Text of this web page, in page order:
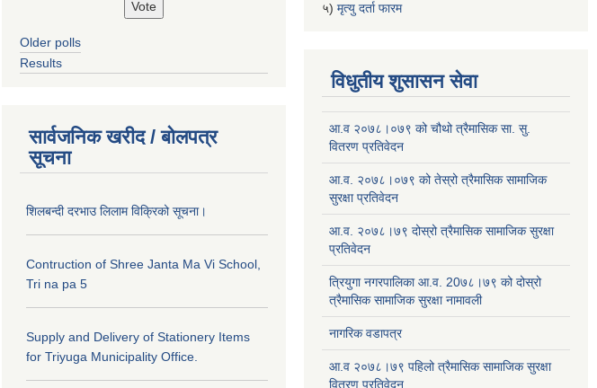
Older polls
Results
सार्वजनिक खरीद / बोलपत्र
सूचना
शिलबन्दी दरभाउ लिलाम विक्रिको सूचना।
Contruction of Shree Janta Ma Vi School,
Tri na pa 5
Supply and Delivery of Stationery Items
for Triyuga Municipality Office.
५) मृत्यु दर्ता फारम
विधुतीय शुसासन सेवा
आ.व २०७८।०७९ को चौथो त्रैमासिक सा. सु.
वितरण प्रतिवेदन
आ.व. २०७८।०७९ को तेस्रो त्रैमासिक सामाजिक
सुरक्षा प्रतिवेदन
आ.व. २०७८।७९ दोस्रो त्रैमासिक सामाजिक सुरक्षा
प्रतिवेदन
त्रियुगा नगरपालिका आ.व. 20७८।७९ को दोस्रो
त्रैमासिक सामाजिक सुरक्षा नामावली
नागरिक वडापत्र
आ.व २०७८।७९ पहिलो त्रैमासिक सामाजिक सुरक्षा
वितरण प्रतिवेदन